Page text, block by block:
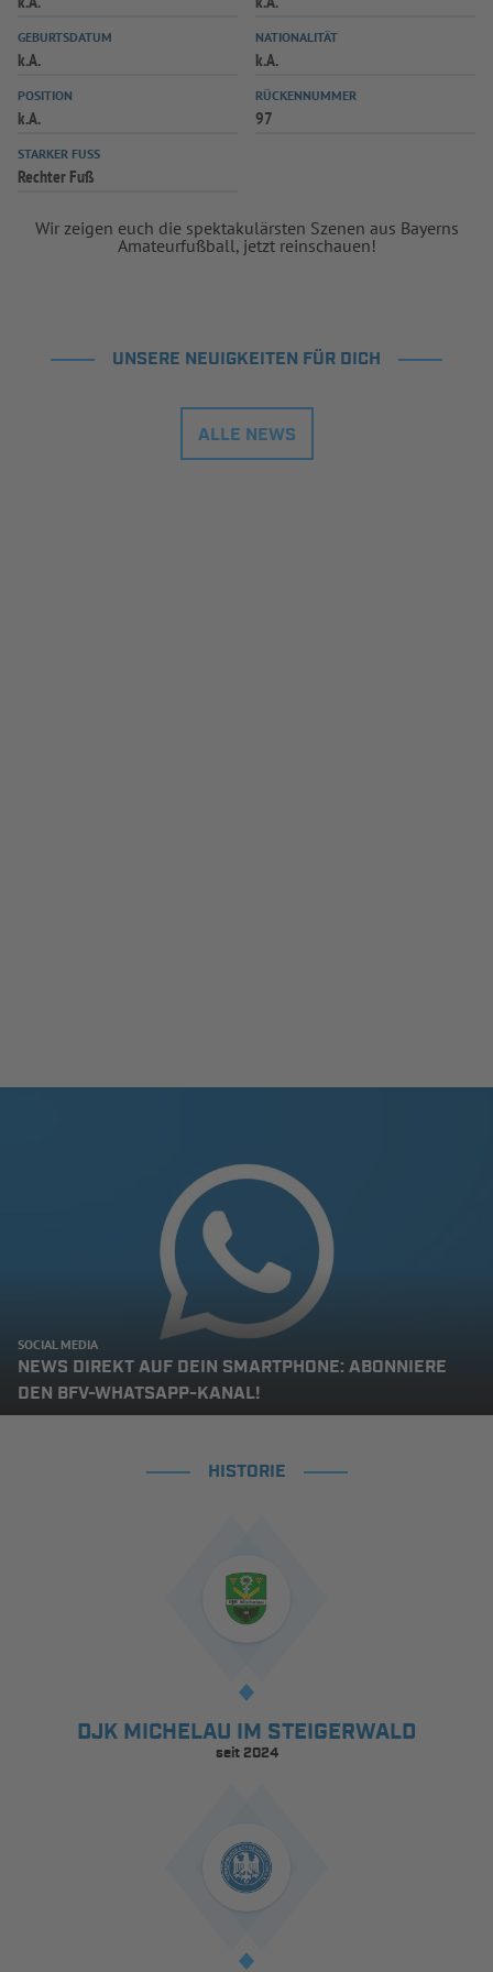
GEBURTSDATUM
k.A.
NATIONALITÄT
k.A.
POSITION
k.A.
RÜCKENNUMMER
97
STARKER FUSS
Rechter Fuß
Wir zeigen euch die spektakulärsten Szenen aus Bayerns
Amateurfußball, jetzt reinschauen!
UNSERE NEUIGKEITEN FÜR DICH
ALLE NEWS
SOCIAL MEDIA
NEWS DIREKT AUF DEIN SMARTPHONE: ABONNIERE
DEN BFV-WHATSAPP-KANAL!
HISTORIE
DJK MICHELAU IM STEIGERWALD
seit 2024